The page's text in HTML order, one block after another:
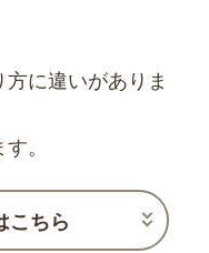
に違いがありま
。
こちら